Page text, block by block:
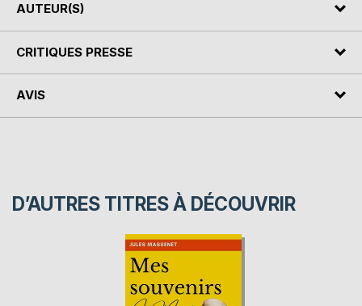
AUTEUR(S)
CRITIQUES PRESSE
AVIS
D’AUTRES TITRES À DÉCOUVRIR